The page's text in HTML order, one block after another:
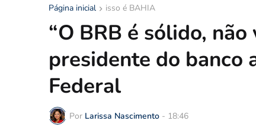
Página inicial isso é BAHIA
“O BRB é sólido,
presidente do banco
Federal
Por Larissa Nascimento - 18:46